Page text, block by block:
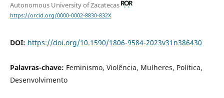
Autonomous University of Zacatecas
https://orcid.org/0000-0002-8830-832X
DOI: https://doi.org/10.1590/1806-9584-2023v31n386430
Palavras-chave: Feminismo, Violência, Mulheres, Política,
Desenvolvimento